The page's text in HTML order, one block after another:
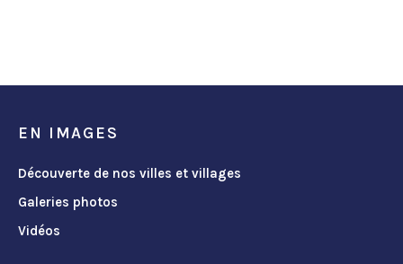
EN IMAGES
Découverte de nos villes et villages
Galeries photos
Vidéos